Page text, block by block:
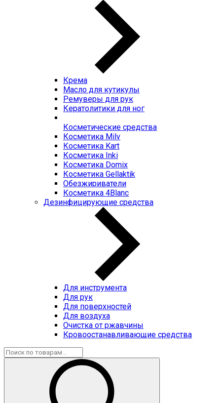
Крема
Масло для кутикулы
Ремуверы для рук
Кератолитики для ног
Косметические средства
Косметика Milv
Косметика Kart
Косметика Inki
Косметика Domix
Косметика Gellaktik
Обезжириватели
Косметика 4Blanc
Дезинфицирующие средства
Для инструмента
Для рук
Для поверхностей
Для воздуха
Очистка от ржавчины
Кровоостанавливающие средства